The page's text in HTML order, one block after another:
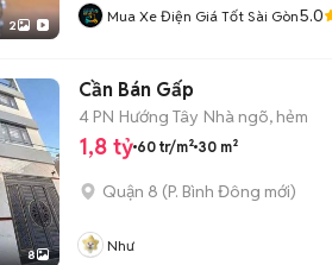
2 Mua Xe Điện Giá Tốt Sài Gòn5.0
8
Cần Bán Gấp
4 PN Hướng Tây Nhà ngõ, hẻm
1,8 tỷ 60 tr/m² 30 m²
Quận 8 (P. Bình Đông mới)
Như